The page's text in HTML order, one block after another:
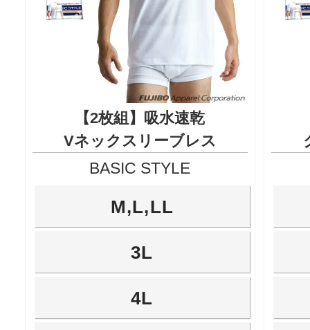
【2枚組】吸水速乾
Vネックスリーブレス
BASIC STYLE
M,L,LL
3L
4L